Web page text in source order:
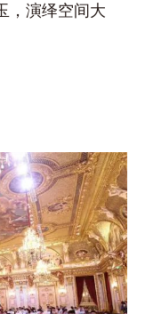
，演绎空间大